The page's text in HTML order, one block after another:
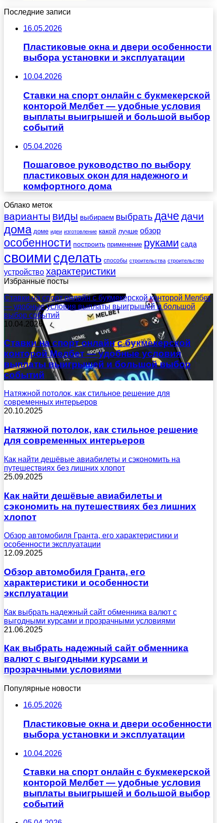
Последние записи
16.05.2026
Пластиковые окна и двери особенности
выбора установки и эксплуатации
10.04.2026
Ставки на спорт онлайн с букмекерской
конторой Мелбет — удобные условия
выплаты выигрышей и большой выбор
событий
05.04.2026
Пошаговое руководство по выбору
пластиковых окон для надежного и
комфортного дома
Облако меток
варианты виды выбираем выбрать даче дачи
дома доме идеи изготовление какой лучше обзор
особенности построить применение руками сада
своими сделать способы строительства строительство
устройство характеристики
Избранные посты
Ставки на спорт онлайн с букмекерской конторой Мелбет
— удобные условия выплаты выигрышей и большой
выбор событий
10.04.2026
Ставки на спорт онлайн с букмекерской
конторой Мелбет — удобные условия
выплаты выигрышей и большой выбор
событий
Натяжной потолок, как стильное решение для
современных интерьеров
20.10.2025
Натяжной потолок, как стильное решение
для современных интерьеров
Как найти дешёвые авиабилеты и сэкономить на
путешествиях без лишних хлопот
25.09.2025
Как найти дешёвые авиабилеты и
сэкономить на путешествиях без лишних
хлопот
Обзор автомобиля Гранта, его характеристики и
особенности эксплуатации
12.09.2025
Обзор автомобиля Гранта, его
характеристики и особенности
эксплуатации
Как выбрать надежный сайт обменника валют с
выгодными курсами и прозрачными условиями
21.06.2025
Как выбрать надежный сайт обменника
валют с выгодными курсами и
прозрачными условиями
Популярные новости
16.05.2026
Пластиковые окна и двери особенности
выбора установки и эксплуатации
10.04.2026
Ставки на спорт онлайн с букмекерской
конторой Мелбет — удобные условия
выплаты выигрышей и большой выбор
событий